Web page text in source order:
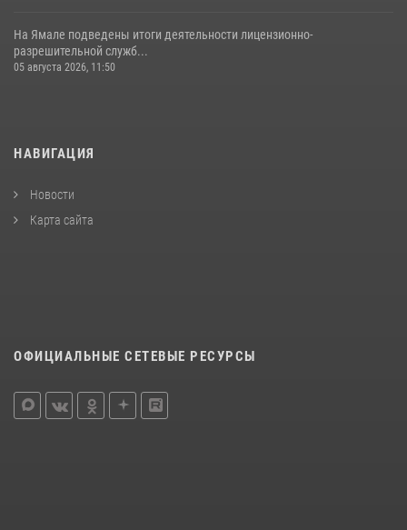
На Ямале подведены итоги деятельности лицензионно-
разрешительной служб...
05 августа 2026, 11:50
НАВИГАЦИЯ
Новости
Карта сайта
ОФИЦИАЛЬНЫЕ СЕТЕВЫЕ РЕСУРСЫ